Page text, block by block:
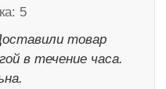
товар
в течение часа.